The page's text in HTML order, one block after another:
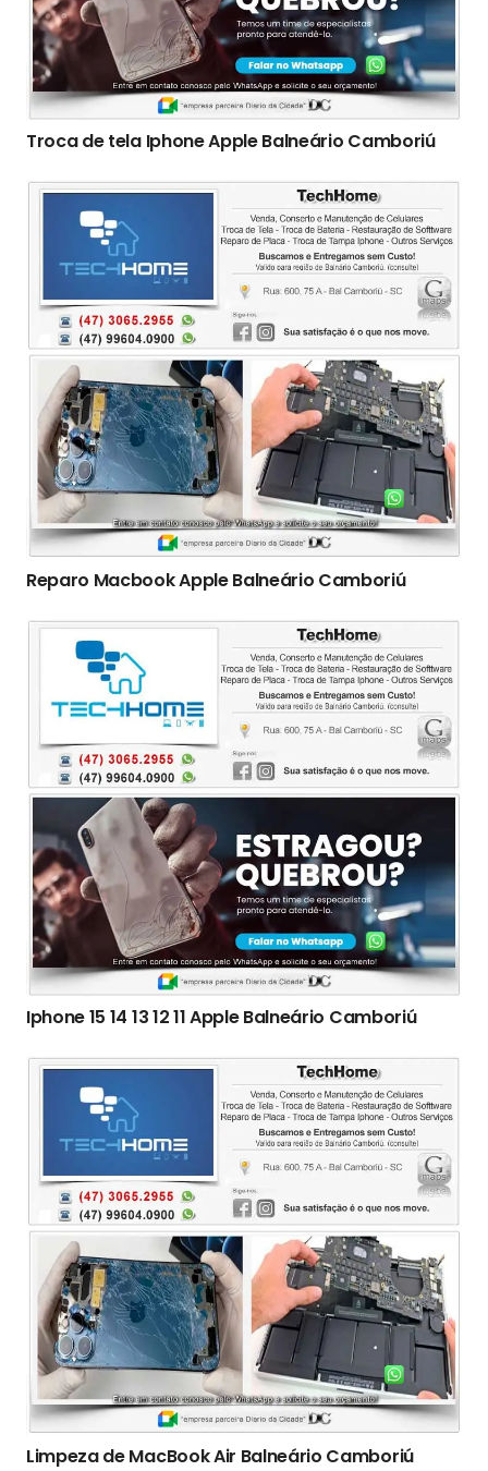
Troca de tela Iphone Apple Balneário Camboriú
Reparo Macbook Apple Balneário Camboriú
Iphone 15 14 13 12 11 Apple Balneário Camboriú
Limpeza de MacBook Air Balneário Camboriú